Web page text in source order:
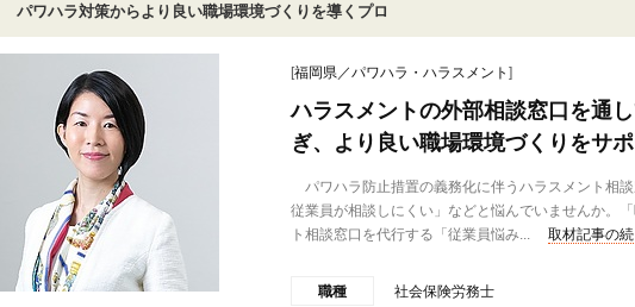
パワハラ対策からより良い職場環境づくりを導くプロ
[福岡県／パワハラ・ハラスメント ]
ハラスメントの外部相談窓口を通
ぎ、より良い職場環境づくりをサ
パワハラ防止措置の義務化に伴うハラスメント相
従業員が相談しにくい」などと悩んでいませんか。
ト相談窓口を代行する「従業員悩み...
取材記事の
職種 社会保険労務士